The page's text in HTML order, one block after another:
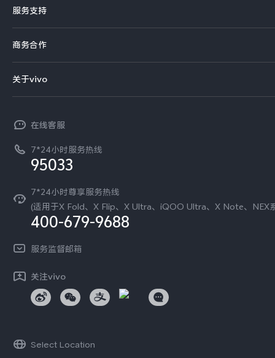
Y系列
iQOO手机
T系列
NEX系列
选购手机
选购配件
订单查询
服务支持
服务网点
查找手机
环保回收
安全公告
服务隐私政策
商务合作
开放平台
vivo 企业业务
廉正合规
国补营业执照
无线电发射设备销售备案
关于vivo
工作机会
新闻资讯
可持续发展
蓝河操作系统
在线客服
7*24小时服务热线
95033
7*24小时尊享服务热线
(适用于X Fold、X Flip、X Ultra、iQOO Ultra、X Note、NEX
400-679-9688
服务监督邮箱
关注vivo
Select Location